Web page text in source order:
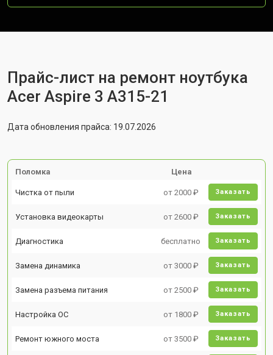
Прайс-лист на ремонт ноутбука
Acer Aspire 3 A315-21
Дата обновления прайса: 19.07.2026
Поломка Цена
Чистка от пыли от 2000 ₽ Заказать
Установка видеокарты от 2600 ₽ Заказать
Диагностика бесплатно Заказать
Замена динамика от 3000 ₽ Заказать
Замена разъема питания от 2500 ₽ Заказать
Настройка ОС от 1800 ₽ Заказать
Ремонт южного моста от 3500 ₽ Заказать